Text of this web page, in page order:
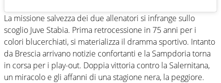
La missione salvezza dei due allenatori si infrange sullo
scoglio Juve Stabia. Prima retrocessione in 75 anni per i
colori blucerchiati, si materializza il dramma sportivo. Intanto
da Brescia arrivano notizie confortanti e la Sampdoria torna
in corsa per i play-out. Doppia vittoria contro la Salernitana,
un miracolo e gli affanni di una stagione nera, la peggiore.